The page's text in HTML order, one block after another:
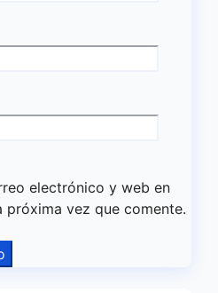
electrónico y web en
próxima vez que comente.